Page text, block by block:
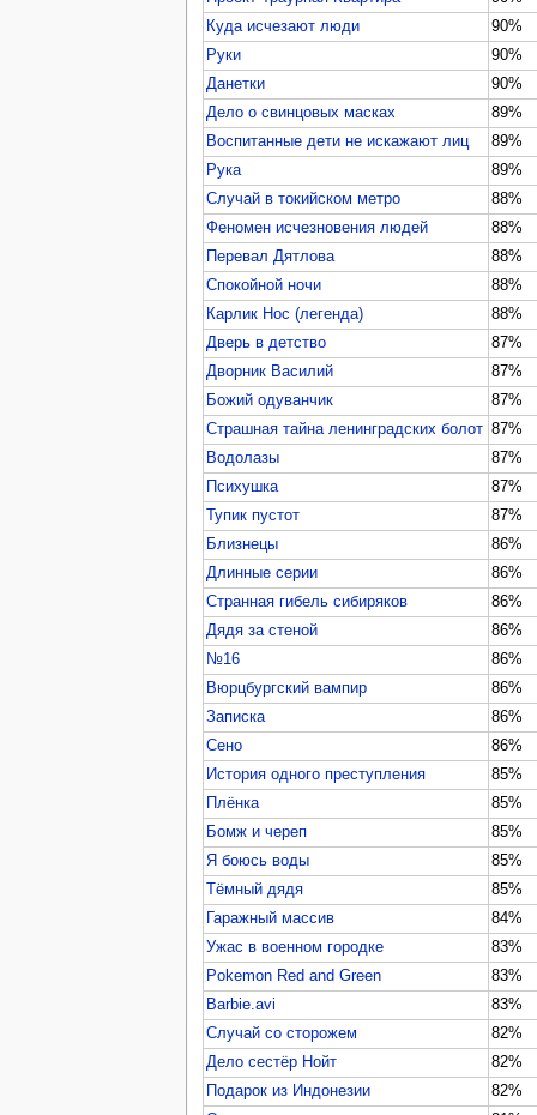
Куда исчезают люди
90%
Руки
90%
Данетки
90%
Дело о свинцовых масках
89%
Воспитанные дети не искажают лиц
89%
Рука
89%
Случай в токийском метро
88%
Феномен исчезновения людей
88%
Перевал Дятлова
88%
Спокойной ночи
88%
Карлик Нос (легенда)
88%
Дверь в детство
87%
Дворник Василий
87%
Божий одуванчик
87%
Страшная тайна ленинградских болот 87%
Водолазы
87%
Психушка
87%
Тупик пустот
87%
Близнецы
86%
Длинные серии
86%
Странная гибель сибиряков
86%
Дядя за стеной
86%
№16
86%
Вюрцбургский вампир
86%
Записка
86%
Сено
86%
История одного преступления
85%
Плёнка
85%
Бомж и череп
85%
Я боюсь воды
85%
Тёмный дядя
85%
Гаражный массив
84%
Ужас в военном городке
83%
Pokemon Red and Green
83%
Barbie.avi
83%
Случай со сторожем
82%
Дело сестёр Нойт
82%
Подарок из Индонезии
82%